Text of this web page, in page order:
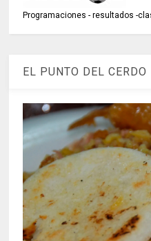
Programaciones - resultados -
EL PUNTO DEL CERDO